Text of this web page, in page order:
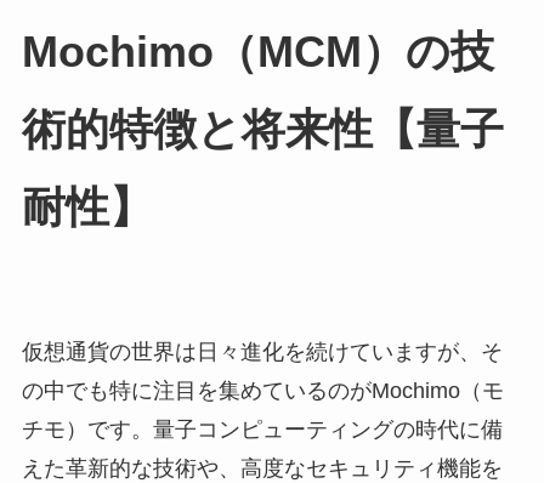
Mochimo（MCM）の技
術的特徴と将来性【量子
耐性】
仮想通貨の世界は日々進化を続けていますが、そ
の中でも特に注目を集めているのがMochimo（モ
チモ）です。量子コンピューティングの時代に備
えた革新的な技術や、高度なセキュリティ機能を